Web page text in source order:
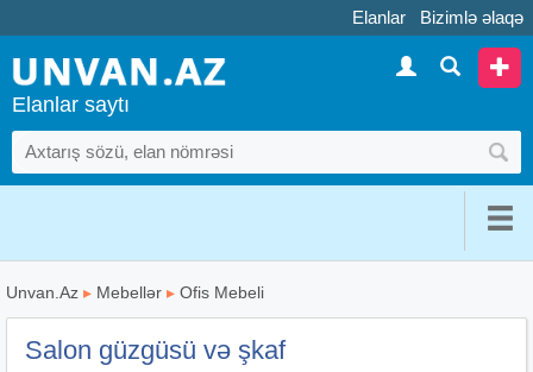
Elanlar Bizimlə əlaqə
Elanlar saytı
Unvan.Az ▸ Mebellər ▸ Ofis Mebeli
Salon güzgüsü və şkaf